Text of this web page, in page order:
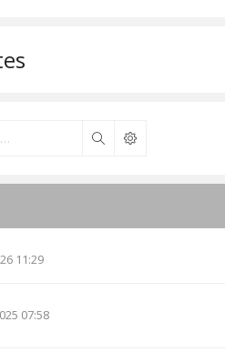
Rechercher
11:29
07:58